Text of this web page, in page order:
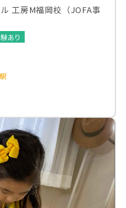
工房M福岡校（JOFA事
あり